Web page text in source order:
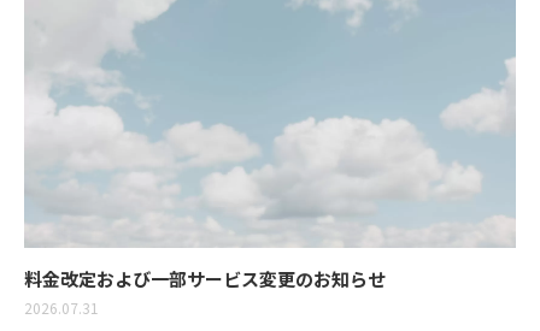
料金改定および一部サービス変更のお知らせ
2026.07.31